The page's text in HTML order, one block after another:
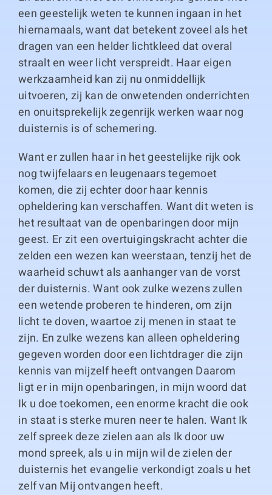
een geestelijk weten te kunnen ingaan in het
hiernamaals, want dat betekent zoveel als het
dragen van een helder lichtkleed dat overal
straalt en weer licht verspreidt. Haar eigen
werkzaamheid kan zij nu onmiddellijk
uitvoeren, zij kan de onwetenden onderrichten
en onuitsprekelijk zegenrijk werken waar nog
duisternis is of schemering.
Want er zullen haar in het geestelijke rijk ook
nog twijfelaars en leugenaars tegemoet
komen, die zij echter door haar kennis
opheldering kan verschaffen. Want dit weten is
het resultaat van de openbaringen door mijn
geest. Er zit een overtuigingskracht achter die
zelden een wezen kan weerstaan, tenzij het de
waarheid schuwt als aanhanger van de vorst
der duisternis. Want ook zulke wezens zullen
een wetende proberen te hinderen, om zijn
licht te doven, waartoe zij menen in staat te
zijn. En zulke wezens kan alleen opheldering
gegeven worden door een lichtdrager die zijn
kennis van mijzelf heeft ontvangen Daarom
ligt er in mijn openbaringen, in mijn woord dat
Ik u doe toekomen, een enorme kracht die ook
in staat is sterke muren neer te halen. Want Ik
zelf spreek deze zielen aan als Ik door uw
mond spreek, als u in mijn wil de zielen der
duisternis het evangelie verkondigt zoals u het
zelf van Mij ontvangen heeft.